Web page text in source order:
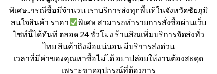
พิเศษ..กรณีซื้อมีจำนวน เราบริการส่งทุกพื้นที่ในจังหวัดชัยภูมิ
สนใจสินค้า ราคา
พิเศษ สามารถทำรายการสั่งซื้อผ่านเว็บ
ไซท์นี้ได้ทันที ตลอด 24 ชั่วโมง ร้านสิณเพิ่มบริการจัดส่งทั่ว
ไทย สินค้าถึงมือแน่นอน มีบริการส่งด่วน
เวลาที่มีค่าของคุณหาซื้อไม่ได้ อย่าปล่อยให้งานต้องสะดุด
เพราะขาดอุปกรณ์ที่ต้องการ